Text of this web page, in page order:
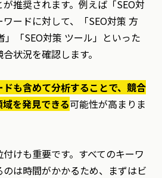
推奨されます。例えば「SEO対
ードに対して、「SEO対策 方
」「SEO対策 ツール」といった
状況を確認します。
も含めて分析することで、競合
を発見できる可能性が高まりま
けも重要です。すべてのキーワ
は時間がかかるため、まずはビ